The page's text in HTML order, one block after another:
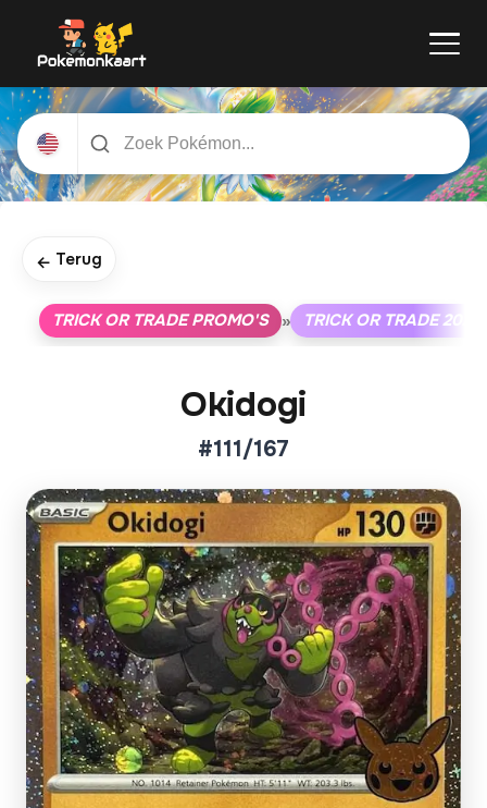
← Terug
TRICK OR TRADE PROMO'S » TRICK OR TRADE 2024
Okidogi
#111/167